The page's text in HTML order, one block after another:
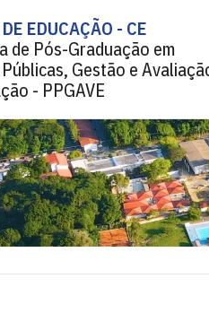
EDUCAÇÃO - CE
de Pós-Graduação em
Gestão e
- PPGAVE